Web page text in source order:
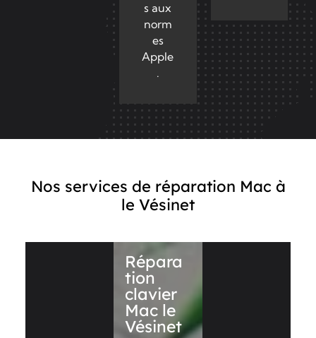
s aux
norm
es
Apple
.
Nos services de réparation Mac à
le Vésinet
Répara
tion
clavier
Mac le
Vésinet